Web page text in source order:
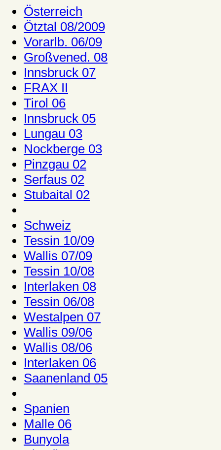
Österreich
Ötztal 08/2009
Vorarlb. 06/09
Großvened. 08
Innsbruck 07
FRAX II
Tirol 06
Innsbruck 05
Lungau 03
Nockberge 03
Pinzgau 02
Serfaus 02
Stubaital 02
Schweiz
Tessin 10/09
Wallis 07/09
Tessin 10/08
Interlaken 08
Tessin 06/08
Westalpen 07
Wallis 09/06
Wallis 08/06
Interlaken 06
Saanenland 05
Spanien
Malle 06
Bunyola